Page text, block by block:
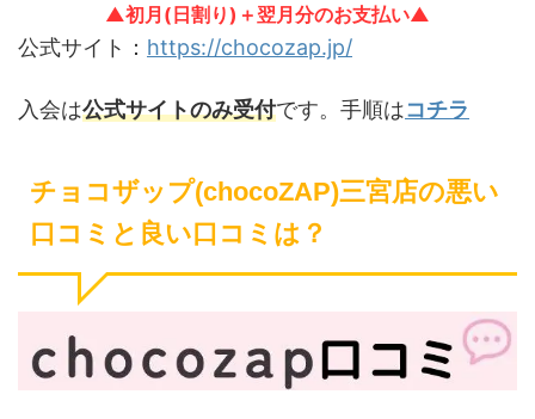
▲初月(日割り)＋翌月分のお支払い▲
公式サイト： https://chocozap.jp/
入会は公式サイトのみ受付です。手順はコチラ
チョコザップ(chocoZAP)三宮店の悪い
口コミと良い口コミは？